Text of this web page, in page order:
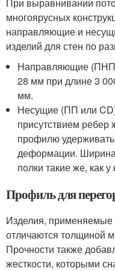
многоярусных
направляющие и
изделий для стен по
Направляющие (ПНП
28 мм при длине 3
мм.
Несущие (ПП или
присутствием ребер
профилю удерживать
деформации.
полки такие же, как
Профиль для
Изделия, применяемые
отличаются толщиной
Прочности также
жесткости, которыми